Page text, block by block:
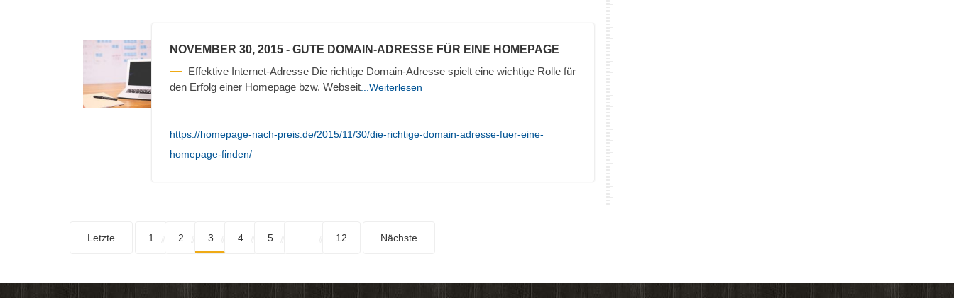
NOVEMBER 30, 2015 - GUTE DOMAIN-ADRESSE FÜR EINE HOMEPAGE
Effektive Internet-Adresse Die richtige Domain-Adresse spielt eine wichtige Rolle für
den Erfolg einer Homepage bzw. Webseit ...Weiterlesen
https://homepage-nach-preis.de/2015/11/30/die-richtige-domain-adresse-fuer-eine-
homepage-finden/
Letzte 1 2 3 4 5 12 Nächste